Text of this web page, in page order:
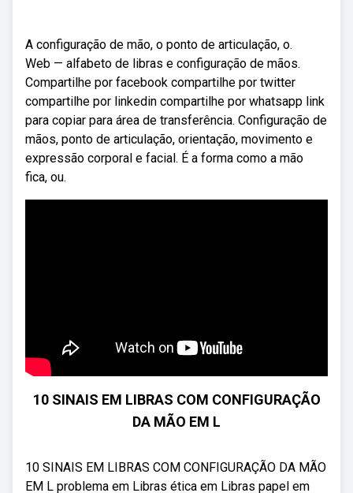
A configuração de mão, o ponto de articulação, o.
Web — alfabeto de libras e configuração de mãos.
Compartilhe por facebook compartilhe por twitter
compartilhe por linkedin compartilhe por whatsapp link
para copiar para área de transferência. Configuração de
mãos, ponto de articulação, orientação, movimento e
expressão corporal e facial. É a forma como a mão
fica, ou.
10 SINAIS EM LIBRAS COM CONFIGURAÇÃO
DA MÃO EM L
10 SINAIS EM LIBRAS COM CONFIGURAÇÃO DA MÃO
EM L problema em Libras ética em Libras papel em